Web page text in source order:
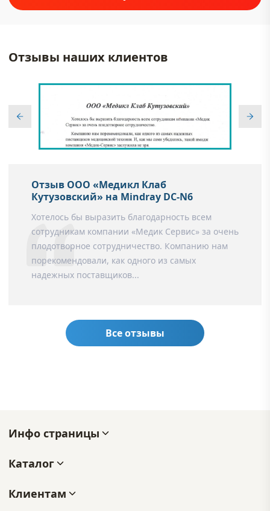
Отзывы наших клиентов
Отзыв ООО «Медикл Клаб
Кутузовский» на Mindray DC-N6
Хотелось бы выразить благодарность всем
сотрудникам компании «Медик Сервис» за очень
плодотворное сотрудничество. Компанию нам
порекомендовали, как одного из самых
надежных поставщиков...
Все отзывы
Инфо страницы
Каталог
Клиентам